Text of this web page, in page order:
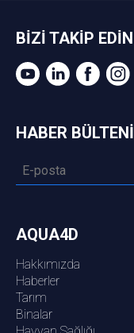
BİZİ TAKİP EDİN
HABER BÜLTENİ
AQUA4D
Hakkımızda
Haberler
Tarım
Binalar